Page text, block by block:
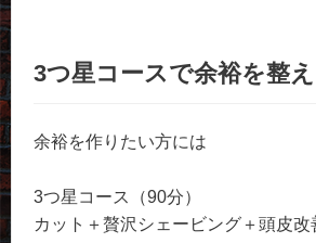
3つ星コースで余裕を整
余裕を作りたい方には
3つ星コース（90分）
カット＋贅沢シェービング＋頭皮